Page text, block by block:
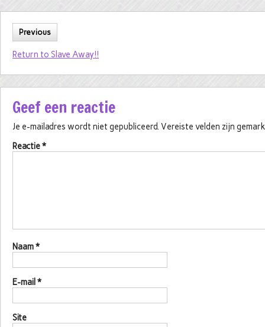
Previous
Return to Slave Away!!
Geef een reactie
Je e-mailadres wordt niet gepubliceerd. Vereiste velden zijn
Reactie*
Naam*
E-mail *
Site